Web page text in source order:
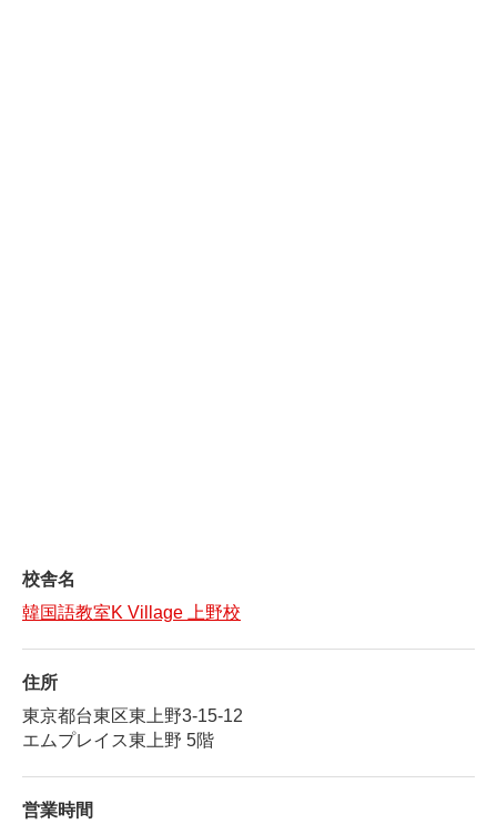
校舎名
韓国語教室K Village 上野校
住所
東京都台東区東上野3-15-12
エムプレイス東上野 5階
営業時間